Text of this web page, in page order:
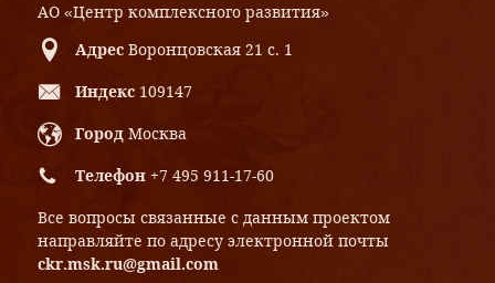
АО «Центр комплексного развития»
Адрес Воронцовская 21 с. 1
Индекс 109147
Город Москва
Телефон +7 495 911-17-60
Все вопросы связанные с данным проектом
направляйте по адресу электронной почты
ckr.msk.ru@gmail.com